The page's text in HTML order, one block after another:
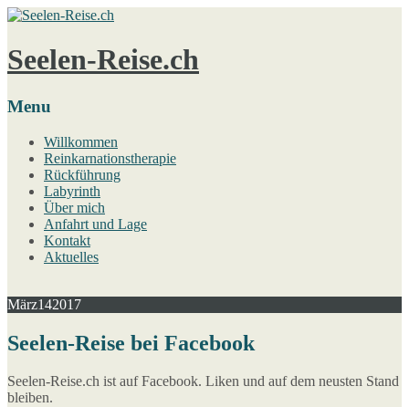
Seelen-Reise.ch
Menu
Willkommen
Reinkarnationstherapie
Rückführung
Labyrinth
Über mich
Anfahrt und Lage
Kontakt
Aktuelles
März142017
Seelen-Reise bei Facebook
Seelen-Reise.ch ist auf Facebook. Liken und auf dem neusten Stand
bleiben.